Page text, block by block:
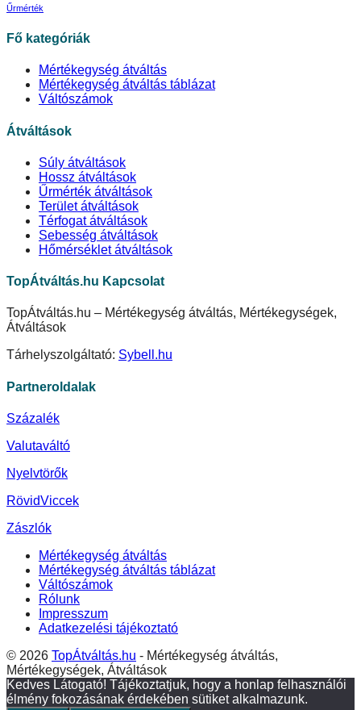
Űrmérték
Fő kategóriák
Mértékegység átváltás
Mértékegység átváltás táblázat
Váltószámok
Átváltások
Súly átváltások
Hossz átváltások
Űrmérték átváltások
Terület átváltások
Térfogat átváltások
Sebesség átváltások
Hőmérséklet átváltások
TopÁtváltás.hu Kapcsolat
TopÁtváltás.hu – Mértékegység átváltás, Mértékegységek,
Átváltások
Tárhelyszolgáltató: Sybell.hu
Partneroldalak
Százalék
Valutaváltó
Nyelvtörők
RövidViccek
Zászlók
Mértékegység átváltás
Mértékegység átváltás táblázat
Váltószámok
Rólunk
Impresszum
Adatkezelési tájékoztató
© 2026 TopÁtváltás.hu - Mértékegység átváltás,
Mértékegységek, Átváltások
Kedves Látogató! Tájékoztatjuk, hogy a honlap felhasználói
élmény fokozásának érdekében sütiket alkalmazunk.